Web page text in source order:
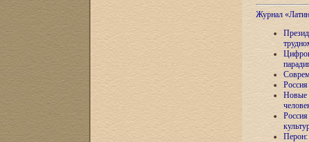
Журнал
Новые
Перон: